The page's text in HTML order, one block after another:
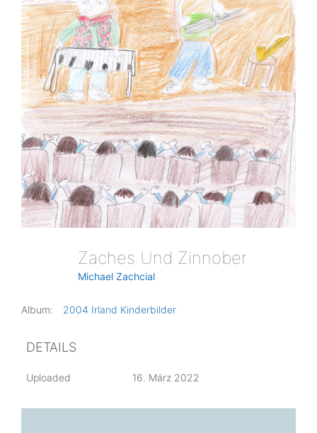
Zaches Und Zinnober
Michael Zachcial
Album: 2004 Irland Kinderbilder
DETAILS
Uploaded 16. März 2022